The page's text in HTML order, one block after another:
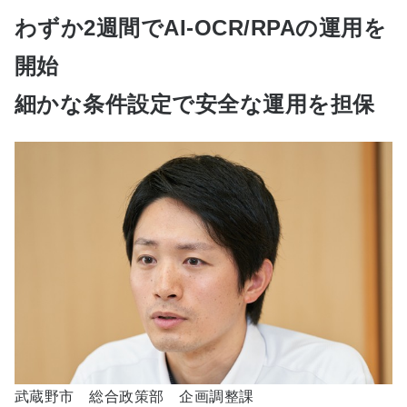
わずか2週間でAI-OCR/RPAの運用を
開始
細かな条件設定で安全な運用を担保
武蔵野市 総合政策部 企画調整課